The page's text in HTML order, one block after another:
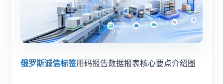
俄罗斯诚信标签用码报告数据报表核心要点介绍图